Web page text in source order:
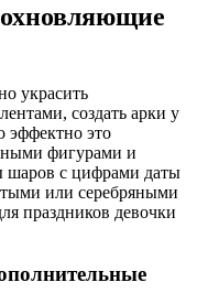
украсить
создать арки у
эффектно это
фигурами и
шаров с цифрами даты
или серебряными
праздников девочки